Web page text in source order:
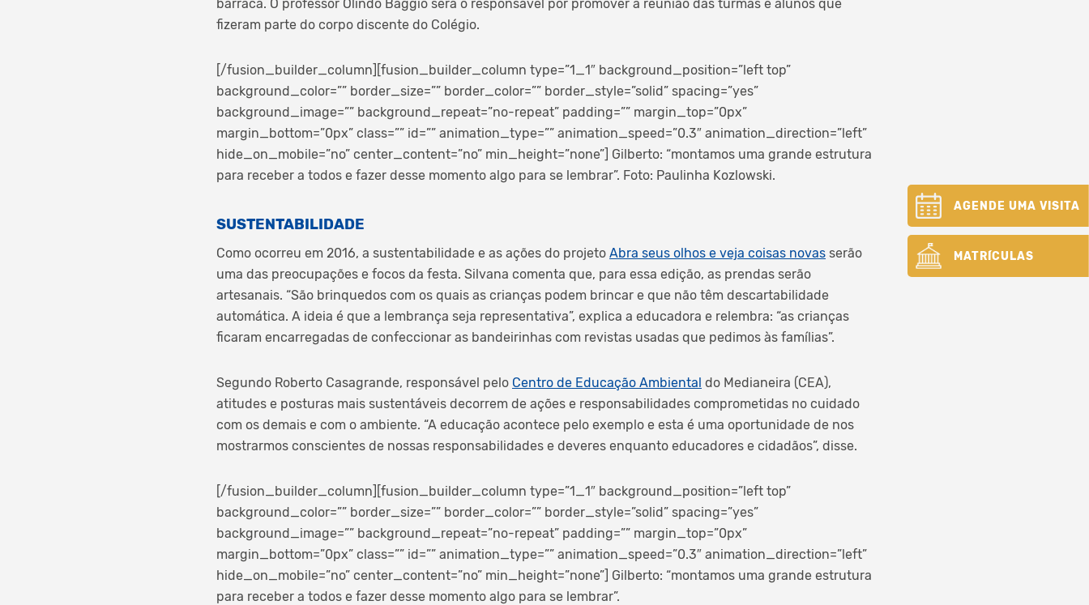
barraca. O professor Olindo Baggio será o responsável por promover a reunião das turmas e alunos que
fizeram parte do corpo discente do Colégio.
[/fusion_builder_column][fusion_builder_column type=”1_1″ background_position=”left top”
background_color=”” border_size=”” border_color=”” border_style=”solid” spacing=”yes”
background_image=”” background_repeat=”no-repeat” padding=”” margin_top=”0px”
margin_bottom=”0px” class=”” id=”” animation_type=”” animation_speed=”0.3″ animation_direction=”left”
hide_on_mobile=”no” center_content=”no” min_height=”none”] Gilberto: “montamos uma grande estrutura
para receber a todos e fazer desse momento algo para se lembrar”. Foto: Paulinha Kozlowski.
SUSTENTABILIDADE
Como ocorreu em 2016, a sustentabilidade e as ações do projeto Abra seus olhos e veja coisas novas serão
uma das preocupações e focos da festa. Silvana comenta que, para essa edição, as prendas serão
artesanais. “São brinquedos com os quais as crianças podem brincar e que não têm descartabilidade
automática. A ideia é que a lembrança seja representativa”, explica a educadora e relembra: “as crianças
ficaram encarregadas de confeccionar as bandeirinhas com revistas usadas que pedimos às famílias”.
Segundo Roberto Casagrande, responsável pelo Centro de Educação Ambiental do Medianeira (CEA),
atitudes e posturas mais sustentáveis decorrem de ações e responsabilidades comprometidas no cuidado
com os demais e com o ambiente. “A educação acontece pelo exemplo e esta é uma oportunidade de nos
mostrarmos conscientes de nossas responsabilidades e deveres enquanto educadores e cidadãos”, disse.
[/fusion_builder_column][fusion_builder_column type=”1_1″ background_position=”left top”
background_color=”” border_size=”” border_color=”” border_style=”solid” spacing=”yes”
background_image=”” background_repeat=”no-repeat” padding=”” margin_top=”0px”
margin_bottom=”0px” class=”” id=”” animation_type=”” animation_speed=”0.3″ animation_direction=”left”
hide_on_mobile=”no” center_content=”no” min_height=”none”] Gilberto: “montamos uma grande estrutura
para receber a todos e fazer desse momento algo para se lembrar”.
AGENDE UMA VISITA
MATRÍCULAS